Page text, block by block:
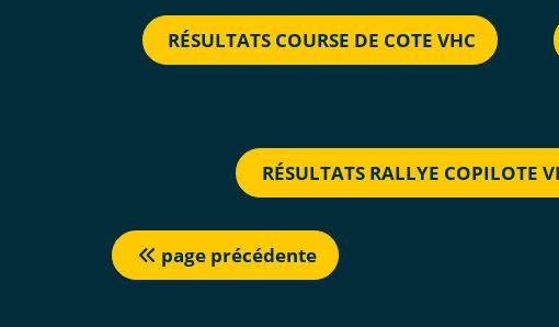
RÉSULTATS COURSE DE COTE VHC
RÉSULTATS RALLYE COPILOTE
page précédente